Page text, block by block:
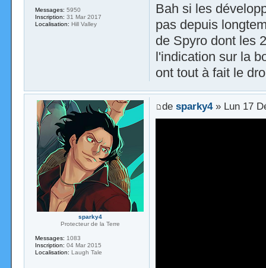
Bah si les
pas depuis
de Spyro dont les
l'indication sur la
ont tout à fait le
Messages: 5950
Inscription: 31 Mar 2017
Localisation: Hill Valley
de sparky4» Lun 17
sparky4
Protecteur de la Terre
Messages: 1083
Inscription: 04 Mar 2015
Localisation: Laugh Tale